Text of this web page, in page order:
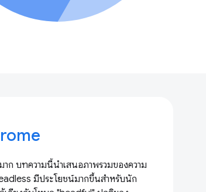
ก บทความนี้นำเสนอภาพรวมของความ
มีประโยชน์มากขึ้นสำหรับนัก